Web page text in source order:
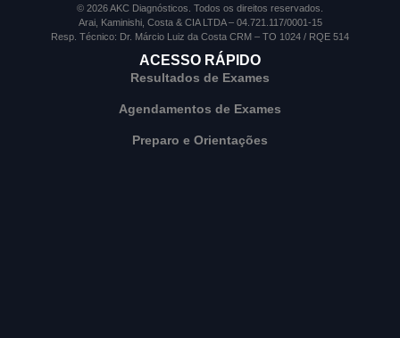
© 2026 AKC Diagnósticos. Todos os direitos reservados.
Arai, Kaminishi, Costa & CIA LTDA – 04.721.117/0001-15
Resp. Técnico: Dr. Márcio Luiz da Costa CRM – TO 1024 / RQE 514
ACESSO RÁPIDO
Resultados de Exames
Agendamentos de Exames
Preparo e Orientações